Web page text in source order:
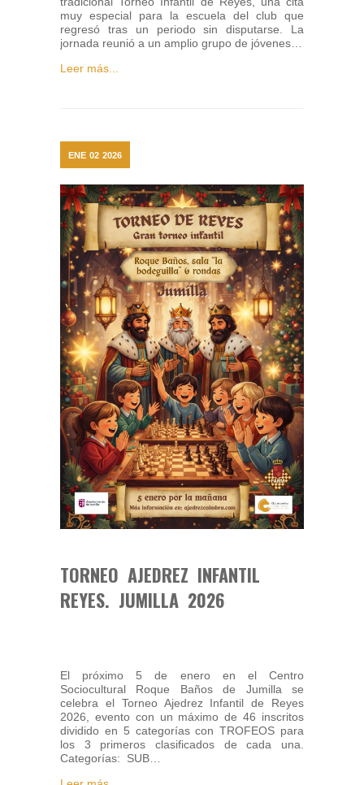
muy especial para la escuela del club que
regresó tras un periodo sin disputarse. La
jornada reunió a un amplio grupo de jóvenes…
Leer más...
ENE 02 2026
TORNEO AJEDREZ INFANTIL
REYES. JUMILLA 2026
El próximo 5 de enero en el Centro
Sociocultural Roque Baños de Jumilla se
celebra el Torneo Ajedrez Infantil de Reyes
2026, evento con un máximo de 46 inscritos
dividido en 5 categorías con TROFEOS para
los 3 primeros clasificados de cada una.
Categorías: SUB…